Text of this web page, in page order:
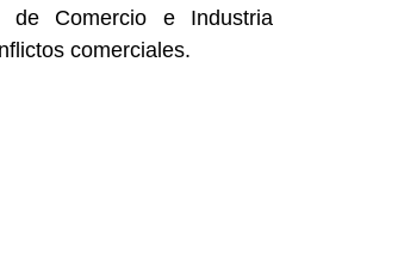
de Comercio e Industria
comerciales.